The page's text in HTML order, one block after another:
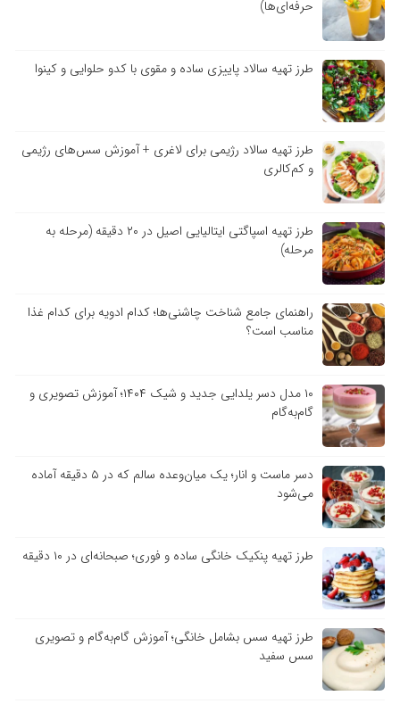
حرفه‌ای‌ها)
طرز تهیه سالاد پاییزی ساده و مقوی با کدو حلوایی و کینوا
طرز تهیه سالاد رژیمی برای لاغری + آموزش سس‌های رژیمی
و کم‌کالری
طرز تهیه اسپاگتی ایتالیایی اصیل در ۲۰ دقیقه (مرحله به
مرحله)
راهنمای جامع شناخت چاشنی‌ها؛ کدام ادویه برای کدام غذا
مناسب است؟
۱۰ مدل دسر یلدایی جدید و شیک ۱۴۰۴؛ آموزش تصویری و
گام‌به‌گام
دسر ماست و انار؛ یک میان‌وعده سالم که در ۵ دقیقه آماده
می‌شود
طرز تهیه پنکیک خانگی ساده و فوری؛ صبحانه‌ای در ۱۰ دقیقه
طرز تهیه سس بشامل خانگی؛ آموزش گام‌به‌گام و تصویری
سس سفید